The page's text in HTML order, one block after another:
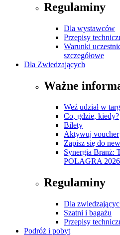
Regulaminy
Dla wystawców
Przepisy
Warunki
szczegółowe
Dla Zwiedzających
Ważne
Weź udział w
Co, gdzie, kiedy?
Bilety
Aktywuj voucher
Zapisz się do
Synergia Branż:
POLAGRA 2026
Regulaminy
Dla
Szatni i bagażu
Przepisy
Podróż i pobyt